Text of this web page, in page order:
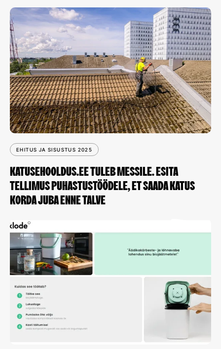
EHITUS JA SISUSTUS 2025
KATUSEHOOLDUS.EE TULEB MESSILE. ESITA
TELLIMUS PUHASTUSTÖÖDELE, ET SAADA KATUS
KORDA JUBA ENNE TALVE